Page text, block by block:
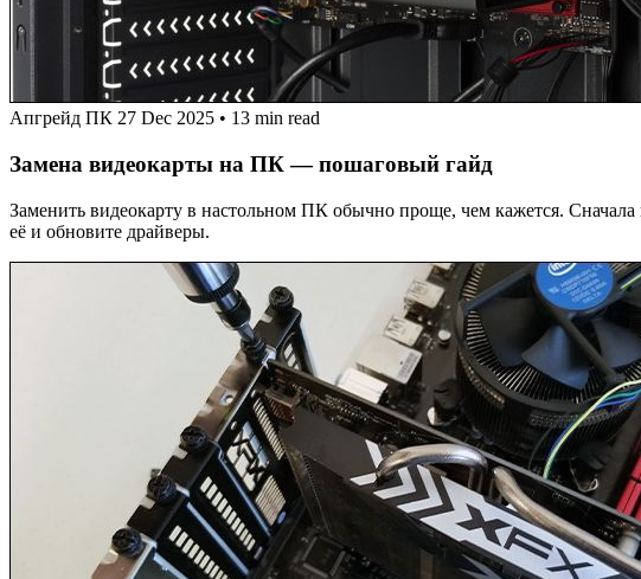
Апгрейд ПК 27 Dec 2025 • 13 min read
Замена видеокарты на ПК — пошаговый гайд
Заменить видеокарту в настольном ПК обычно проще, чем кажется. Сначала
её и обновите драйверы.